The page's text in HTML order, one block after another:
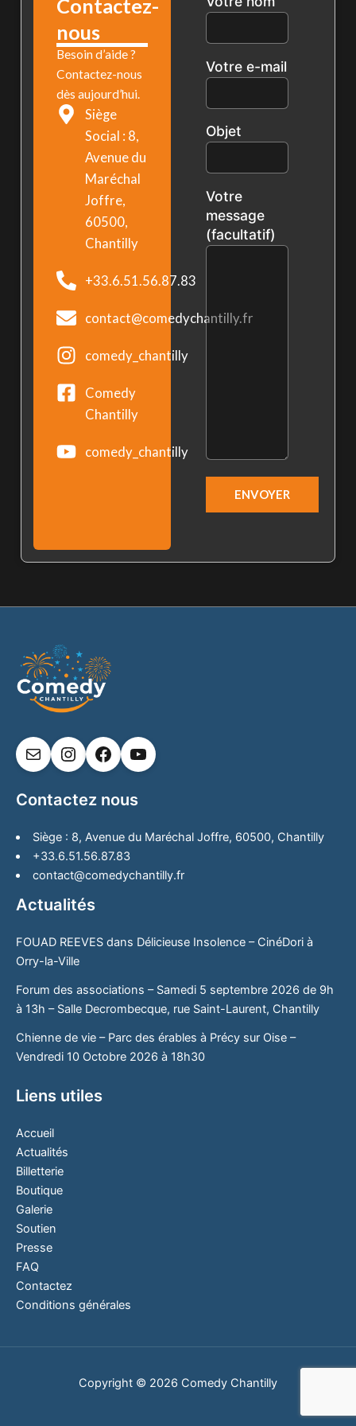
Contactez-
nous
Besoin d’aide ?
Contactez-nous
dès aujourd’hui.
Siège
Social : 8,
Avenue du
Maréchal
Joffre,
60500,
Chantilly
+33.6.51.56.87.83
contact@comedychantilly.fr
comedy_chantilly
Comedy
Chantilly
comedy_chantilly
Votre e-mail
Objet
Votre
message
(facultatif)
Contactez nous
Siège : 8, Avenue du Maréchal Joffre, 60500, Chantilly
+33.6.51.56.87.83
contact@comedychantilly.fr
Actualités
FOUAD REEVES dans Délicieuse Insolence – CinéDori à
Orry-la-Ville
Forum des associations – Samedi 5 septembre 2026 de 9h
à 13h – Salle Decrombecque, rue Saint-Laurent, Chantilly
Chienne de vie – Parc des érables à Précy sur Oise –
Vendredi 10 Octobre 2026 à 18h30
Liens utiles
Accueil
Actualités
Billetterie
Boutique
Galerie
Soutien
Presse
FAQ
Contactez
Conditions générales
Copyright © 2026 Comedy Chantilly